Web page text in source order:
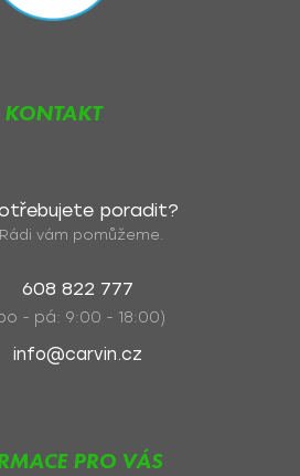
KONTAKT
poradit?
Rádi vám pomůžeme.
608 822 777
- pá: 9:00 - 18:00)
info@carvin.cz
PRO VÁS